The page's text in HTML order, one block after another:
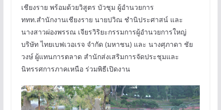
เชียงราย พร้อมด้วยวิสูตร บัวชุม ผู้อำนวยการ
ททท.สำนักงานเชียงราย นายปวิณ ชำนิประศาสน์ และ
นางสาวผ่องพรรณ เจียรวิริยะกรรมการผู้อำนวยการใหญ่
บริษัท ไทยเบฟเวอเรจ จำกัด (มหาชน) และ นางศุภาดา ชัย
วงษ์ ผู้แทนการตลาด สำนักส่งเสริมการจัดประชุมและ
นิทรรศการภาคเหนือ ร่วมพิธีเปิดงาน